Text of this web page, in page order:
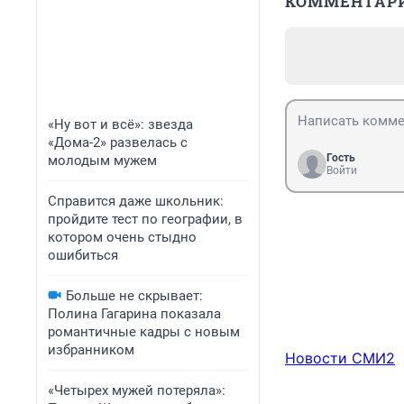
«Ну вот и всё»: звезда
«Дома-2» развелась с
молодым мужем
Справится даже школьник:
пройдите тест по географии, в
котором очень стыдно
ошибиться
Больше не скрывает:
Полина Гагарина показала
романтичные кадры с новым
избранником
«Четырех мужей потеряла»:
Гость
Войти
Новости СМИ2